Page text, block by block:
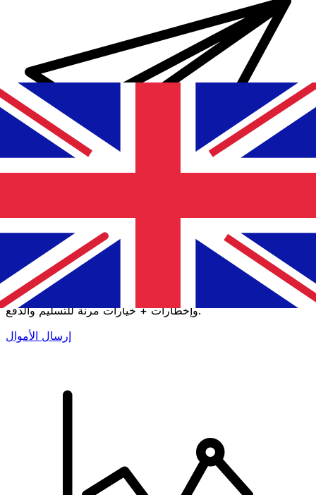
إكس إي (Xe) لتحويلات الأموال الدولية
أرسل المال عبر الإنترنت بسرعة وسهولة وأمان. تتبع مباشر
وإخطارات + خيارات مرنة للتسليم والدفع.
إرسال الأموال